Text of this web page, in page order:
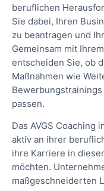
beruflichen
Sie dabei, Ihren
zu beantragen und
Gemeinsam mit
entscheiden Sie, ob
Maßnahmen wie
passen.
Das AVGS Coaching
aktiv an ihrer
ihre Karriere in
möchten.
maßgeschneiderten